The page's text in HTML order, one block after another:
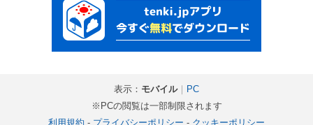
表示： モバイル｜
PC
※PCの閲覧は一部制限されます
利用規約 - プライバシーポリシー - クッキーポリシー